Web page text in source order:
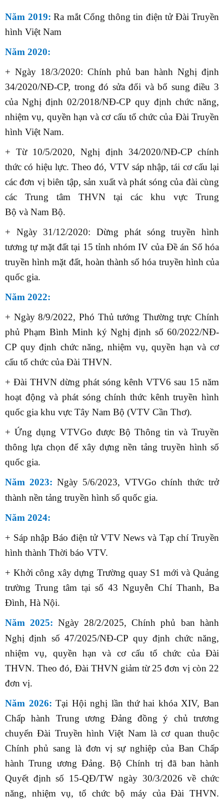
Năm 2019: Ra mắt Cổng thông tin điện tử Đài Truyền
hình Việt Nam
Năm 2020:
+ Ngày 18/3/2020: Chính phủ ban hành Nghị định
34/2020/NĐ-CP, trong đó sửa đổi và bổ sung điều 3
của Nghị định 02/2018/NĐ-CP quy định chức năng,
nhiệm vụ, quyền hạn và cơ cấu tổ chức của Đài Truyền
hình Việt Nam.
+ Từ 10/5/2020, Nghị định 34/2020/NĐ-CP chính
thức có hiệu lực. Theo đó, VTV sáp nhập, tái cơ cấu lại
các đơn vị biên tập, sản xuất và phát sóng của đài cùng
các Trung tâm THVN tại các khu vực Trung
Bộ và Nam Bộ.
+ Ngày 31/12/2020: Dừng phát sóng truyền hình
tương tự mặt đất tại 15 tỉnh nhóm IV của Đề án Số hóa
truyền hình mặt đất, hoàn thành số hóa truyền hình của
quốc gia.
Năm 2022:
+ Ngày 8/9/2022, Phó Thủ tướng Thường trực Chính
phủ Phạm Bình Minh ký Nghị định số 60/2022/NĐ-
CP quy định chức năng, nhiệm vụ, quyền hạn và cơ
cấu tổ chức của Đài THVN.
+ Đài THVN dừng phát sóng kênh VTV6 sau 15 năm
hoạt động và phát sóng chính thức kênh truyền hình
quốc gia khu vực Tây Nam Bộ (VTV Cần Thơ).
+ Ứng dụng VTVGo được Bộ Thông tin và Truyền
thông lựa chọn để xây dựng nền tảng truyền hình số
quốc gia.
Năm 2023: Ngày 5/6/2023, VTVGo chính thức trở
thành nền tảng truyền hình số quốc gia.
Năm 2024:
+ Sáp nhập Báo điện tử VTV News và Tạp chí Truyền
hình thành Thời báo VTV.
+ Khởi công xây dựng Trường quay S1 mới và Quảng
trường Trung tâm tại số 43 Nguyễn Chí Thanh, Ba
Đình, Hà Nội.
Năm 2025: Ngày 28/2/2025, Chính phủ ban hành
Nghị định số 47/2025/NĐ-CP quy định chức năng,
nhiệm vụ, quyền hạn và cơ cấu tổ chức của Đài
THVN. Theo đó, Đài THVN giảm từ 25 đơn vị còn 22
đơn vị.
Năm 2026:Tại Hội nghị lần thứ hai khóa XIV, Ban
Chấp hành Trung ương Đảng đồng ý chủ trương
chuyển Đài Truyền hình Việt Nam là cơ quan thuộc
Chính phủ sang là đơn vị sự nghiệp của Ban Chấp
hành Trung ương Đảng. Bộ Chính trị đã ban hành
Quyết định số 15-QĐ/TW ngày 30/3/2026 về chức
năng, nhiệm vụ, tổ chức bộ máy của Đài THVN.